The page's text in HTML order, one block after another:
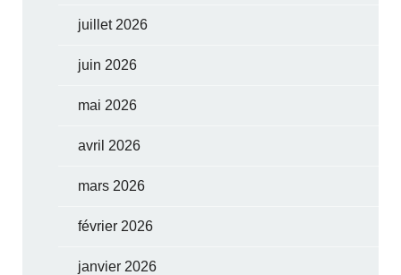
juillet 2026
juin 2026
mai 2026
avril 2026
mars 2026
février 2026
janvier 2026